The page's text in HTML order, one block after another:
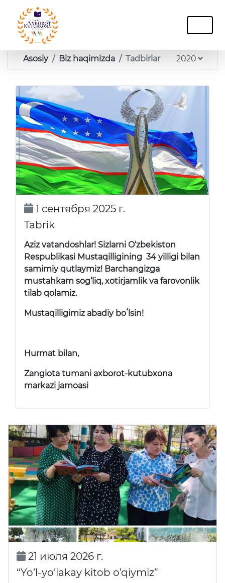
Asosiy Biz haqimizda Tadbirlar
1 сентября 2025 г.
Tabrik
Aziz vatandoshlar! Sizlarni O‘zbekiston
Respublikasi Mustaqilligining 34 yilligi bilan
samimiy qutlaymiz! Barchangizga
mustahkam sog‘liq, xotirjamlik va farovonlik
tilab qolamiz.
Mustaqilligimiz abadiy boʻlsin!
Hurmat bilan,
Zangiota tumani axborot-kutubxona
markazi jamoasi
21 июля 2026 г.
“Yo’l-yo’lakay kitob o’qiymiz”